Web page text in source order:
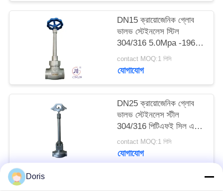
ম্যাপ
DN15 ক্রায়োজেনিক গ্লোব
ভালভ স্টেইনলেস স্টিল
304/316 5.0Mpa -196°C
থেকে +80°C
contact MOQ:1 পিসি
যোগাযোগ
DN25 ক্রায়োজেনিক গ্লোব
ভালভ স্টেইনলেস স্টীল
304/316 পিটিএফই সিল এবং
CF8/CF3 ভালভ শরীরের
সাথে -196 °C থেকে +80
contact MOQ:1 পিসি
যোগাযোগ
Doris